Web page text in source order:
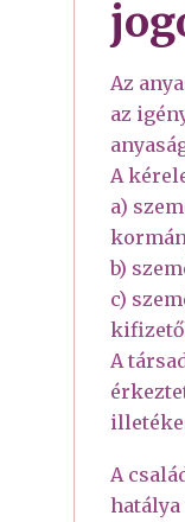
Az
az
A
a)
b)
c)
A
A